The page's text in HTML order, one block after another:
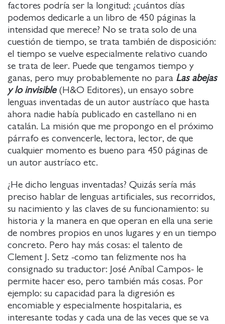
factores podría ser la longitud: ¿cuántos días
podemos dedicarle a un libro de 450 páginas la
intensidad que merece? No se trata solo de una
cuestión de tiempo, se trata también de disposición:
el tiempo se vuelve especialmente relativo cuando
se trata de leer. Puede que tengamos tiempo y
ganas, pero muy probablemente no para Las abejas
y lo invisible(H&O Editores), un ensayo sobre
lenguas inventadas de un autor austríaco que hasta
ahora nadie había publicado en castellano ni en
catalán. La misión que me propongo en el próximo
párrafo es convencerle, lectora, lector, de que
cualquier momento es bueno para 450 páginas de
un autor austríaco etc.
¿He dicho lenguas inventadas? Quizás sería más
preciso hablar de lenguas artificiales, sus recorridos,
su nacimiento y las claves de su funcionamiento: su
historia y la manera en que operan en ella una serie
de nombres propios en unos lugares y en un tiempo
concreto. Pero hay más cosas: el talento de
Clement J. Setz -como tan felizmente nos ha
consignado su traductor: José Aníbal Campos- le
permite hacer eso, pero también más cosas. Por
ejemplo: su capacidad para la digresión es
encomiable y especialmente hospitalaria, es
interesante todas y cada una de las veces que se va